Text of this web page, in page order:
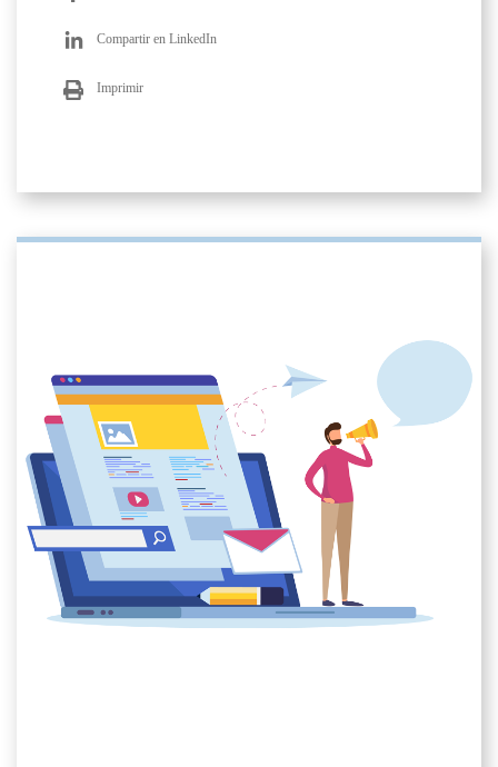
Compartir en LinkedIn
Imprimir